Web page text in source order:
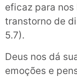
eficaz para
transtorno de
5.7).
Deus nos dá
emoções e